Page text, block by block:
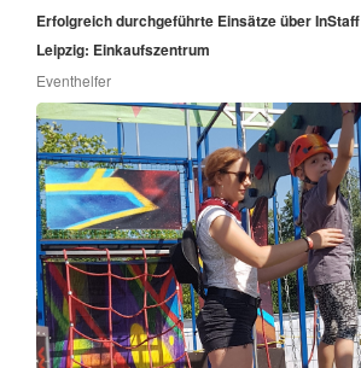
Erfolgreich durchgeführte Einsätze über InStaff
Leipzig: Einkaufszentrum
Eventhelfer